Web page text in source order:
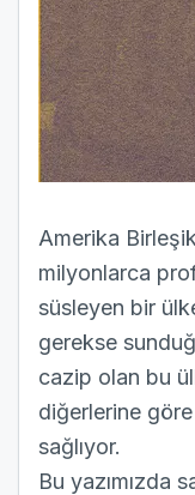
Amerika
milyonlarca
süsleyen bir
gerekse
cazip olan bu
diğerlerine
sağlıyor.
Bu yazımızda